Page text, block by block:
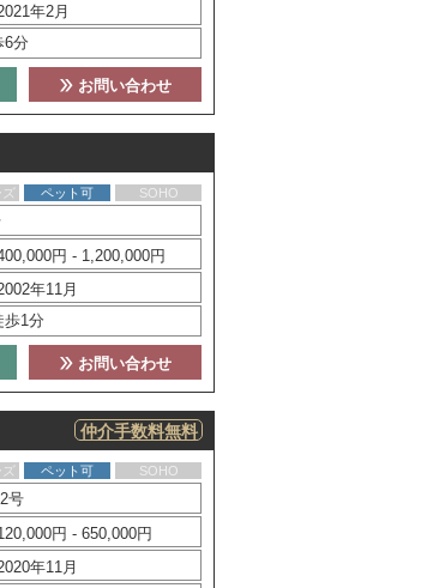
年2月
6分
お問い合わせ
ペット可 SOHO
円 - 1,200,000円
年11月
歩1分
お問い合わせ
仲介手数料無料
ペット可 SOHO
号
円 - 650,000円
年11月